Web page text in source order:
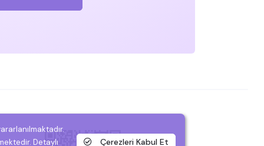
Detaylı
Çerezleri Kabul Et